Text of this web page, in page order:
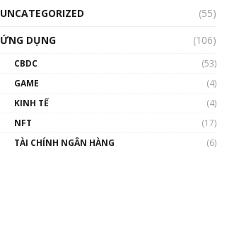
UNCATEGORIZED
(55)
ỨNG DỤNG
(106)
CBDC
(53)
GAME
(4)
KINH TẾ
(4)
NFT
(17)
TÀI CHÍNH NGÂN HÀNG
(6)